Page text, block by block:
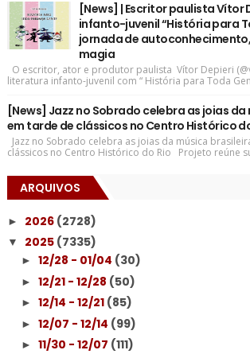
[News] | Escritor paulista Vítor
infanto-juvenil “História para
jornada de
magia
O escritor, ator e produtor paulista Vítor Depieri
literatura infanto-juvenil com “ História para Toda
[News] Jazz no Sobrado celebra as joias
em tarde de clássicos no Centro Histórico
Jazz no Sobrado celebra as joias da música
clássicos no Centro Histórico do Rio Projeto reúne
ARQUIVOS
► 2026 (2728)
▼ 2025 (7335)
► 12/28 - 01/04 (30)
► 12/21 - 12/28 (50)
► 12/14 - 12/21 (85)
► 12/07 - 12/14 (99)
► 11/30 - 12/07 (111)